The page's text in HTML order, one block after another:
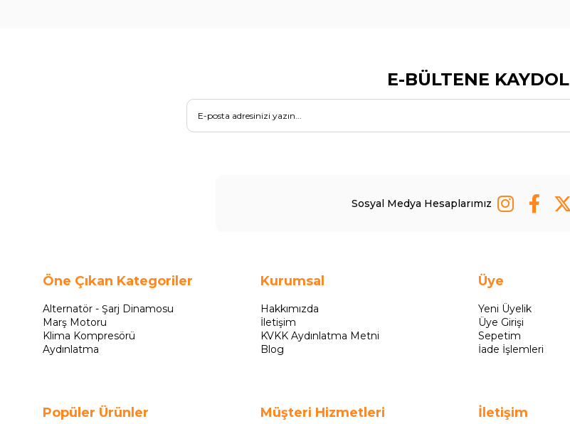
E-BÜLTENE KAYDOL
Sosyal Medya Hesaplarımız
Öne Çıkan Kategoriler
Alternatör - Şarj Dinamosu
Marş Motoru
Klima Kompresörü
Aydınlatma
Popüler Ürünler
Kurumsal
Hakkımızda
İletişim
KVKK Aydınlatma Metni
Blog
Müşteri Hizmetleri
Üye
Yeni Üyelik
Üye Girişi
Sepetim
İade İşlemleri
İletişim